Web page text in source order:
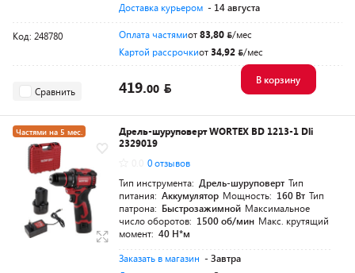
Доставка курьером - 14 августа
Код: 248780 Оплата частямиот83,80
/мес
Картой рассрочкиот34,92 /мес
Сравнить 419.00
В корзину
Частями на 5 мес.
Дрель-шуруповерт WORTEX BD 1213-1 Dli
2329019
0 отзывов
Тип инструмента: Дрель-шуруповерт Тип
питания: Аккумулятор Мощность: 160 Вт Тип
патрона: Быстрозажимной Максимальное
число оборотов: 1500 об/мин Макс. крутящий
момент: 40 Н*м
Заказать в магазин - Завтра